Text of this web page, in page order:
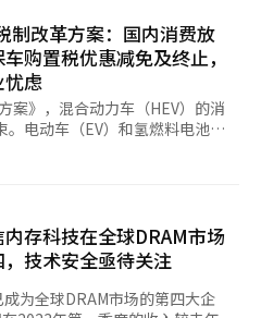
门还在讨论是否将部分补贴提前
支出压力，或继续采取分阶段发
《低生育与老龄社会基本法》实
《儿童补贴法》，因此若实施统
律及预算体系。
求民间建筑工地同步落实相关防
的移动旅游咨询中心也暂停运
固定咨询点继续提供服务。全市
户外活动，统一改为室内项目。
温措施，设置在人流密集区域
也由每次最长5分钟延长至10分
低
户5万韩元空调补贴，并向残障人
个月空调运行费用。相关财政支出
基金承担。 针对棚户区居
查两次，引导居民前往避暑中心
续监测健康状况，一旦发现异常
贴，KT为月费9万元以上，LG
况也十分火爆。
订客户较前作有所增加，尤其是
了约10个百分点，达到了65%。
户比例也达到了62%，比前作增
订客户选择了Galaxy Z Fold8。
著增加，超过一半的预订客户选
示，67.4%的预订客户选择了
最受欢迎。LG U+则显示，奶油
Z Flip8受到高度青睐。 各大
来增强客户优惠。SK电信与
行和《无限挑战：跑在庆州》邀
机回收最高可补偿100万元的计
制改革方案：国内消费放
购置税优惠减免及终止，
虑
案》，混合动力车（HEV）的消
电动车（EV）和氢燃料电池车
从明年开始逐步缩减，预计在
案，决定于今年12月31日结束
减免措施。自2009年起，为促进
减免100万韩元的税制优惠，随着
金额为每辆车70万韩元。政府认为
不再延长HEV消费税减免的适用
存科技在全球DRAM市场
技术安全亟待关注
为全球DRAM市场的第四大企